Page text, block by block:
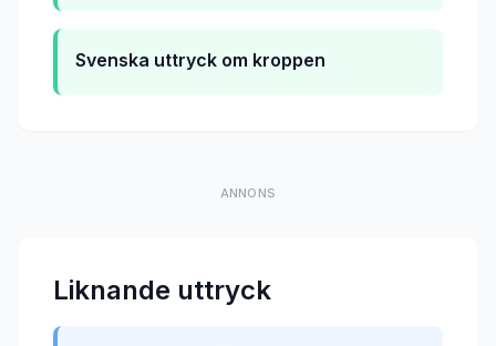
Svenska uttryck om kroppen
ANNONS
Liknande uttryck